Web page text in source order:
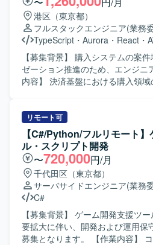
港区（東京都）
フルスタックエンジニア(業務
TypeScript ・ Aurora ・ React ・
【募集背景】 購入システムの案
ゼーション推進のため、エンジニアを
内容】 決済基盤における購入領
およびモダナイゼーションに必要
す。 【求める人物像】 積極的にコミュニケーションを取
り、課題の発見、分析、提案、解
める方を求めます。チーム開発の
む新しい技術への挑戦を継続できる
ジションの魅力】 国内有数の決済
ラットフォームのモダナイゼーシ
の刷新に関する経験を積むことができます。
PHP、TypeScript、React、
インフラはKubernetes、AWS、
す。Mac、JetBrains IDE、
リモート可
【C#/Python/フルリモート
ル・スクリプト開発
〜720,000円/月
千代田区（東京都）
サーバサイドエンジニア(業務
C#
【募集背景】 ゲーム開発支援ツ
要拡大に伴い、開発および運用保
募集となります。 【作業内容】 コンシューマゲーム開発環